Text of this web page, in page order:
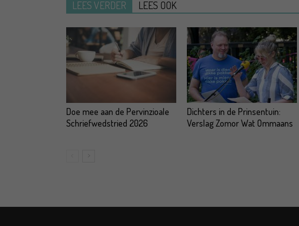
LEES VERDER LEES OOK
Doe mee aan de Pervinzioale
Schriefwedstried 2026
Dichters in de Prinsentuin:
Verslag Zomor Wat Ommaans